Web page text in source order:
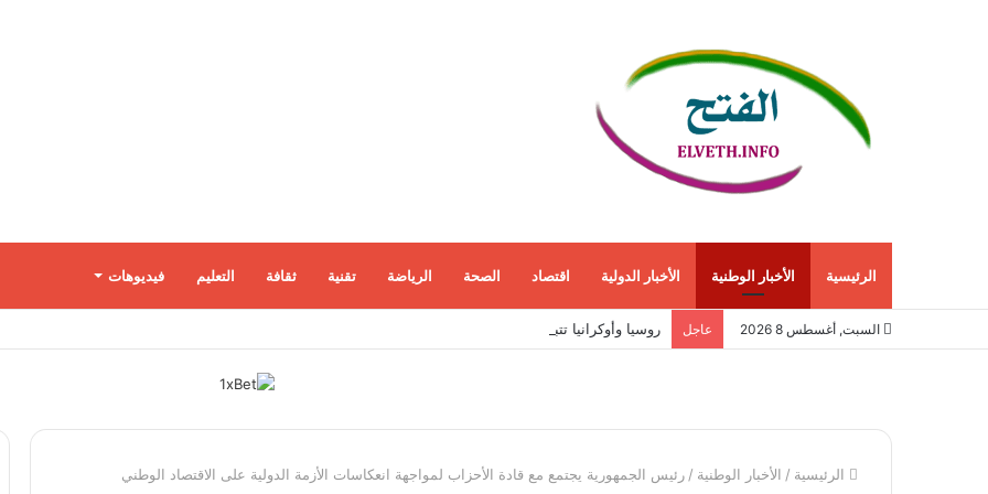
الرئيسية الأخبار الوطنية الأخبار الدولية اقتصاد الصحة الرياضة تقنية ثقافة التعليم فيديوهات
السبت, أغسطس 8 2026 عاجل روسيا وأوكرانيا تتبادلان هجمات بالمسيّرات.. وزيلينسكي يصل إلى صربيا
الرئيسية / الأخبار الوطنية / رئيس الجمهورية يجتمع مع قادة الأحزاب لمواجهة انعكاسات الأزمة الدولية على الاقتصاد الوطني